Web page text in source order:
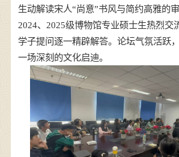
生动解读宋人“尚意”书风与简约高雅的
2024、2025级博物馆专业硕士生热烈交
学子提问逐一精辟解答。论坛气氛活跃
一场深刻的文化启迪。